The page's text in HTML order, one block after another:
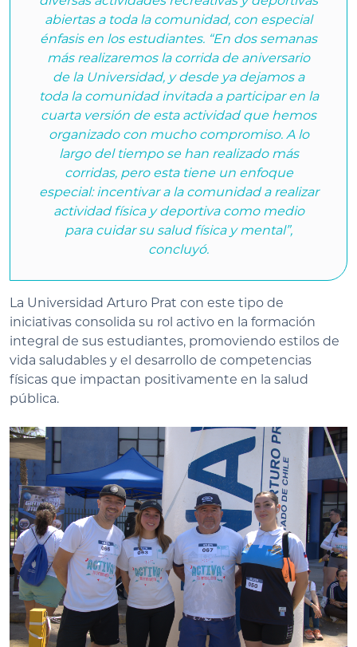
abiertas a toda la comunidad, con especial
énfasis en los estudiantes. “En dos semanas
más realizaremos la corrida de aniversario
de la Universidad, y desde ya dejamos a
toda la comunidad invitada a participar en la
cuarta versión de esta actividad que hemos
organizado con mucho compromiso. A lo
largo del tiempo se han realizado más
corridas, pero esta tiene un enfoque
especial: incentivar a la comunidad a realizar
actividad física y deportiva como medio
para cuidar su salud física y mental”,
concluyó.
La Universidad Arturo Prat con este tipo de
iniciativas consolida su rol activo en la formación
integral de sus estudiantes, promoviendo estilos de
vida saludables y el desarrollo de competencias
físicas que impactan positivamente en la salud
pública.